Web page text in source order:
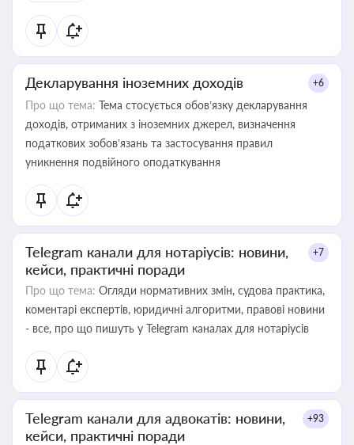
Декларування іноземних доходів +6
Про що тема: Тема стосується обов’язку декларування
доходів, отриманих з іноземних джерел, визначення
податкових зобов’язань та застосування правил
уникнення подвійного оподаткування
Telegram канали для нотаріусів: новини,
кейси, практичні поради
+7
Про що тема: Огляди нормативних змін, судова практика,
коментарі експертів, юридичні алгоритми, правові новини
- все, про що пишуть у Telegram каналах для нотаріусів
Telegram канали для адвокатів: новини,
кейси, практичні поради
+93